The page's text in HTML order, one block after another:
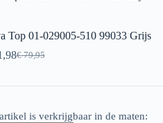
Top 01-029005-510 99033 Grijs
€79,95
Oorspronkelijke
was:
Huidige
is:
is verkrijgbaar in de maten: